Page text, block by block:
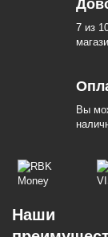
7 из
Вы
Наши